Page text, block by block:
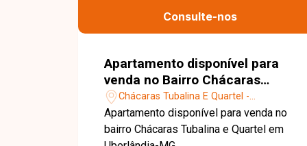
Consulte-nos
Apartamento disponível para
venda no Bairro Chácaras
Tubalina e Quartel em
Uberlândia-MG
Chácaras Tubalina E Quartel -
Uberlândia/MG
Apartamento disponível para venda no
bairro Chácaras Tubalina e Quartel em